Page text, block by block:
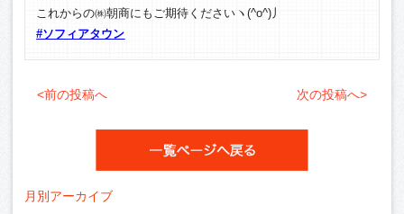
これからの㈱朝商にもご期待くださいヽ(^o^)丿
#ソフィアタウン
<前の投稿へ 次の投稿へ>
月別アーカイブ